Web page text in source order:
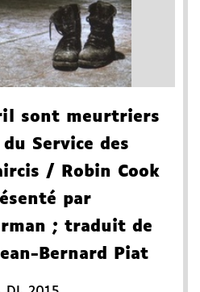
sont meurtriers
Service des
/ Robin Cook
par
; traduit de
Bernard Piat